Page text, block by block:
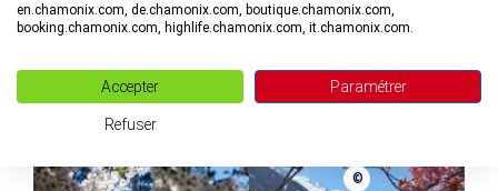
©
©
en.chamonix.com, de.chamonix.com, boutique.chamonix.com,
booking.chamonix.com, highlife.chamonix.com, it.chamonix.com.
Accepter Paramétrer
Refuser